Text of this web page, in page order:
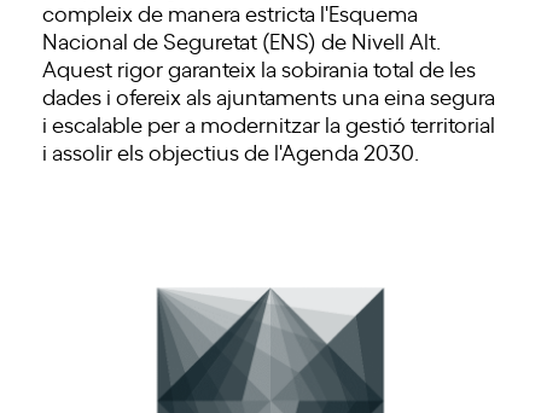
compleix de manera estricta l'Esquema
Nacional de Seguretat (ENS) de Nivell Alt.
Aquest rigor garanteix la sobirania total de les
dades i ofereix als ajuntaments una eina segura
i escalable per a modernitzar la gestió territorial
i assolir els objectius de l'Agenda 2030.